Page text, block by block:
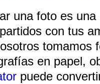
una foto es
con tus
tomamos
en papel,
puede